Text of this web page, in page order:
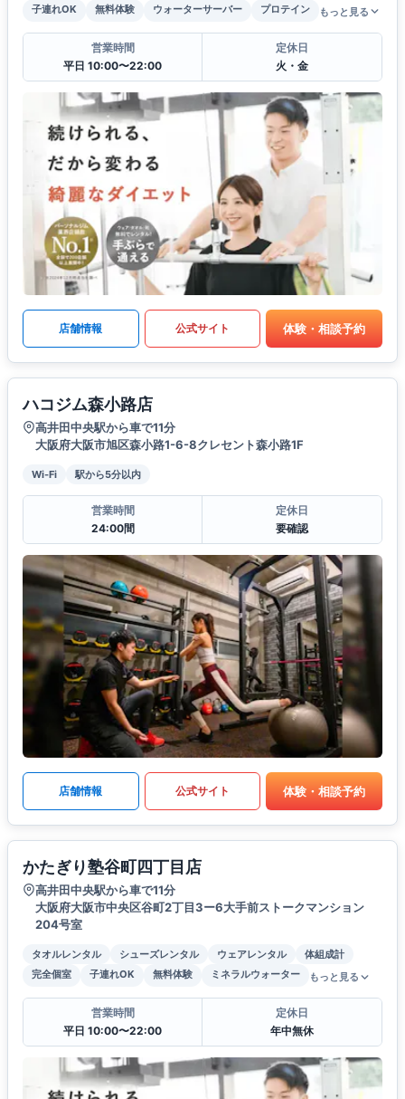
子連れOK
無料体験 ウォーターサーバー プロテイン もっと見る
営業時間
平日 10:00〜22:00
定休日
火・金
店舗情報 公式サイト 体験・相談予約
ハコジム森小路店
高井田中央駅から車で11分
大阪府大阪市旭区森小路1-6-8クレセント森小路1F
Wi-Fi 駅から5分以内
営業時間
24:00間
定休日
要確認
店舗情報 公式サイト 体験・相談予約
かたぎり塾谷町四丁目店
高井田中央駅から車で11分
大阪府大阪市中央区谷町2丁目3ー6大手前ストークマンション
204号室
タオルレンタル シューズレンタル ウェアレンタル
体組成計
完全個室
子連れOK 無料体験 ミネラルウォーター もっと見る
営業時間
平日 10:00〜22:00
定休日
年中無休